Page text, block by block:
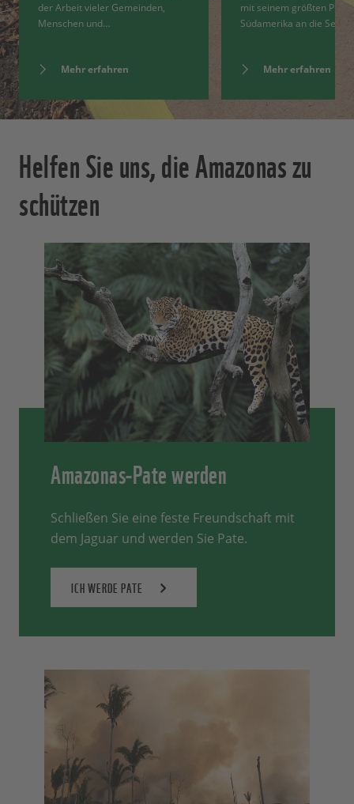
der Arbeit vieler Gemeinden,
Menschen und…
Mehr erfahren
mit seinem größten
Südamerika an die Seite
Mehr erfahren
Helfen Sie uns, die Amazonas zu
schützen
Amazonas-Pate werden
Schließen Sie eine feste Freundschaft mit
dem Jaguar und werden Sie Pate.
ICH WERDE PATE